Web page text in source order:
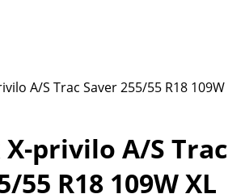
A/S Trac Saver 255/55 R18 109W
privilo A/S Trac
55 R18 109W XL